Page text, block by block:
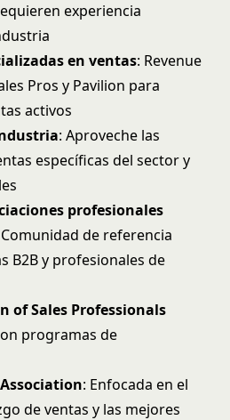
experiencia
en ventas: Revenue
Pros y Pavilion para
activos
: Aproveche las
específicas del sector y
profesionales
de referencia
B2B y profesionales de
of Sales Professionals
programas de
: Enfocada en el
de ventas y las mejores